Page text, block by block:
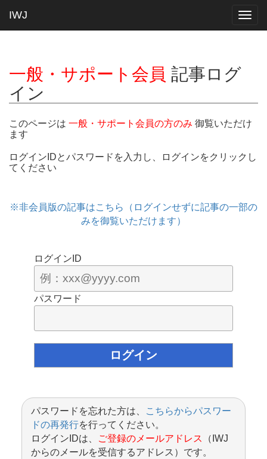
IWJ
一般・サポート会員 記事ログ
イン
このページは 一般・サポート会員の方のみ 御覧いただけ
ます
ログインIDとパスワードを入力し、ログインをクリックし
てください
※非会員版の記事はこちら（ログインせずに記事の一部の
みを御覧いただけます）
ログインID
パスワード
パスワードを忘れた方は、
こちらからパスワー
ドの再発行を行ってください。
ログインIDは、
ご登録のメールアドレス
（IWJ
からのメールを受信するアドレス）です。